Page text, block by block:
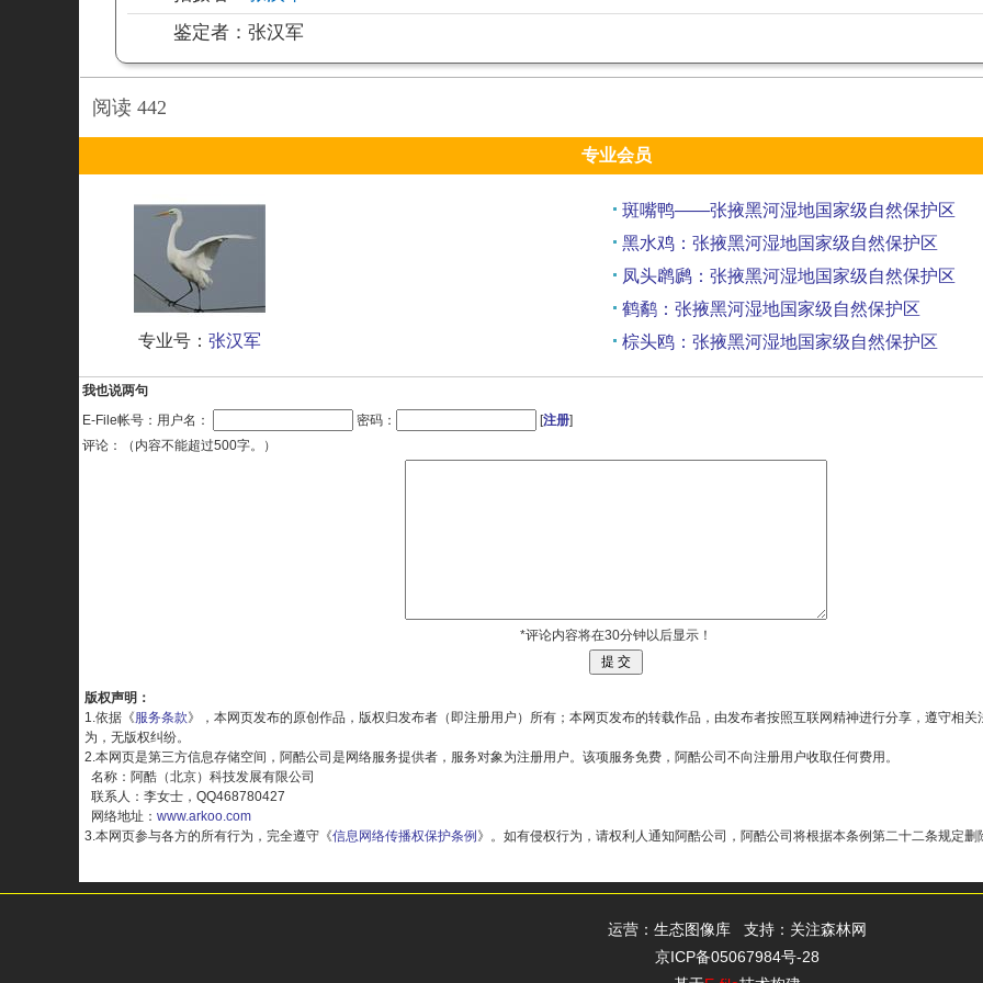
鉴定者： 张汉军
阅读 442
专业会员
专业号： 张汉军
斑嘴鸭——张掖黑河湿地国家级自然保护区
黑水鸡：张掖黑河湿地国家级自然保护区
凤头䴙䴘：张掖黑河湿地国家级自然保护区
鹤鹬：张掖黑河湿地国家级自然保护区
棕头鸥：张掖黑河湿地国家级自然保护区
灰头麦鸡：张掖黑河湿地国家级自然保护区
我也说两句
E-File帐号：用户名：
密码： [注册]
评论：（内容不能超过500字。）
*评论内容将在30分钟以后显示！
版权声明：
1.依据《服务条款》，本网页发布的原创作品，版权归发布者（即注册用户）所有；本网页发布的转载作品，由发布者按照互联网精神进行分享，遵守相
为，无版权纠纷。
2.本网页是第三方信息存储空间，阿酷公司是网络服务提供者，服务对象为注册用户。该项服务免费，阿酷公司不向注册用户收取任何费用。
名称：阿酷（北京）科技发展有限公司
联系人：李女士，QQ468780427
网络地址： www.arkoo.com
3.本网页参与各方的所有行为，完全遵守《信息网络传播权保护条例 》。如有侵权行为，请权利人通知阿酷公司，阿酷公司将根据本条例第二十二条规定删
运营： 生态图像库 支持： 关注森林网
京ICP备05067984号-28